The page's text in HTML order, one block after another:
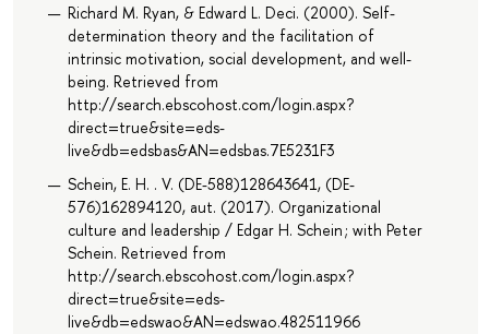
Richard M. Ryan, & Edward L. Deci. (2000). Self-
determination theory and the facilitation of
intrinsic motivation, social development, and well-
being. Retrieved from
http://search.ebscohost.com/login.aspx?
direct=true&site=eds-
live&db=edsbas&AN=edsbas.7E5231F3
Schein, E. H. . V. (DE-588)128643641, (DE-
576)162894120, aut. (2017). Organizational
culture and leadership / Edgar H. Schein ; with Peter
Schein. Retrieved from
http://search.ebscohost.com/login.aspx?
direct=true&site=eds-
live&db=edswao&AN=edswao.482511966